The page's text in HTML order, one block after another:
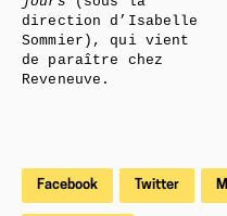
direction d’Isabelle
Sommier), qui vient
de paraître chez
Reveneuve.
Facebook Twitter